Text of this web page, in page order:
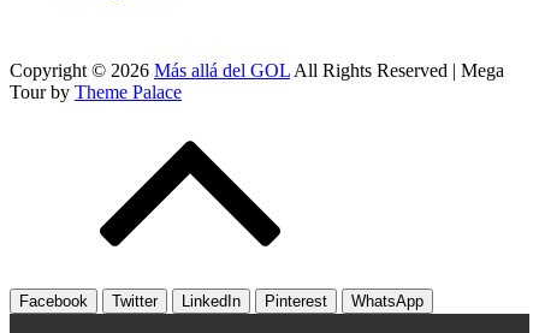
Copyright © 2026 Más allá del GOL All Rights Reserved | Mega
Tour by Theme Palace
Facebook Twitter LinkedIn Pinterest WhatsApp